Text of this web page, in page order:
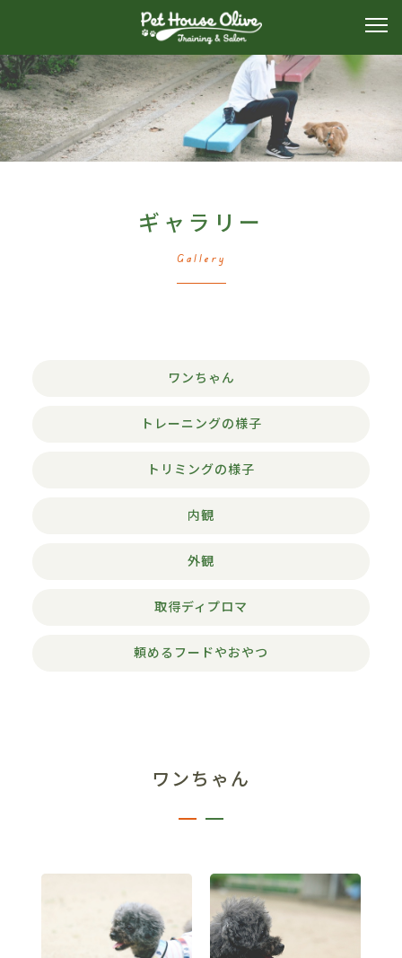
ギャラリー
Gallery
ワンちゃん
トレーニングの様子
トリミングの様子
内観
外観
取得ディプロマ
頼めるフードやおやつ
ワンちゃん